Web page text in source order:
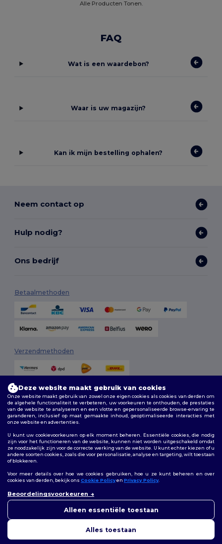
Alle Producten Tonen.
FAQ
Wat is een waardebon?
Waar is uw magazijn?
Kan ik mijn bestelling ophalen?
Neem contact op
Hulp nodig?
Ons bedrijf
Betaalmethoden
Verzendmethoden
Algemene voorwaarden |Aanpassingsbeleid |Privacybeleid |
Cookiebeleid| Sitemap
Volg ons
Bruxelles|Anvers|Mortsel|Malines|Lierre|Turnhout|Geel|
Hoogstraten|Bruges
Deze website maakt gebruik van cookies
Onze website maakt gebruik van zowel onze eigen cookies als cookies van derden om
de algehele functionaliteit te verbeteren, uw voorkeuren te onthouden, de prestaties
van de website te analyseren en een vlotte en gepersonaliseerde browse-ervaring te
garanderen, inclusief op maat gemaakte inhoud, geoptimaliseerde interacties met
onze website en advertenties.
U kunt uw cookievoorkeuren op elk moment beheren. Essentiële cookies, die nodig
zijn voor het functioneren van de website, kunnen niet worden uitgeschakeld omdat
ze noodzakelijk zijn voor de correcte werking van de website. U kunt echter kiezen of u
andere soorten cookies, zoals die voor personalisatie, analyse en targeting, wilt toestaan
of blokkeren.
Voor meer details over hoe we cookies gebruiken, hoe u ze kunt beheren en over
cookies van derden, bekijk ons Cookie Policyen Privacy Policy.
Beoordelingsvoorkeuren
Alleen essentiële toestaan
Alles toestaan
moment contact met ons
voor u klaar.